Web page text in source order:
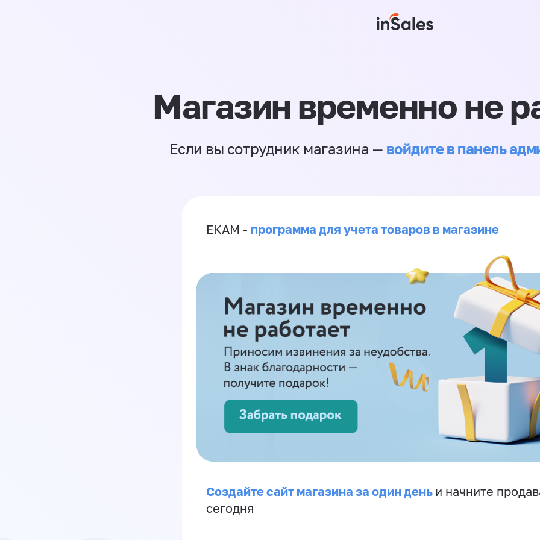
Магазин временно не
Если вы сотрудник магазина — войдите в панель
ЕКАМ - программа для учета товаров в магазине
Создайте сайт магазина за один день и начните
сегодня